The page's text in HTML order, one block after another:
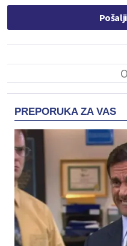
PREPORUKA ZA VAS